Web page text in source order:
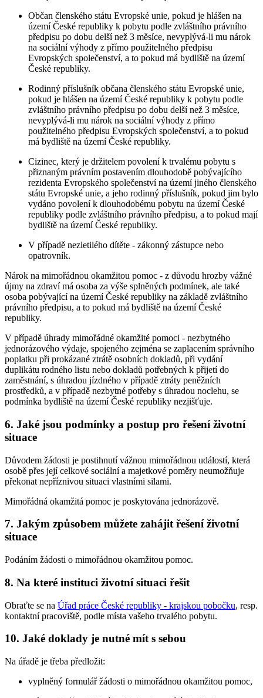
Občan členského státu Evropské unie, pokud je hlášen na
území České republiky k pobytu podle zvláštního právního
předpisu po dobu delší než 3 měsíce, nevyplývá-li mu nárok
na sociální výhody z přímo použitelného předpisu
Evropských společenství, a to pokud má bydliště na území
České republiky.
Rodinný příslušník občana členského státu Evropské unie,
pokud je hlášen na území České republiky k pobytu podle
zvláštního právního předpisu po dobu delší než 3 měsíce,
nevyplývá-li mu nárok na sociální výhody z přímo
použitelného předpisu Evropských společenství, a to pokud
má bydliště na území České republiky.
Cizinec, který je držitelem povolení k trvalému pobytu s
přiznaným právním postavením dlouhodobě pobývajícího
rezidenta Evropského společenství na území jiného členského
státu Evropské unie, a jeho rodinný příslušník, pokud jim bylo
vydáno povolení k dlouhodobému pobytu na území České
republiky podle zvláštního právního předpisu, a to pokud mají
bydliště na území České republiky.
V případě nezletilého dítěte - zákonný zástupce nebo
opatrovník.
Nárok na mimořádnou okamžitou pomoc - z důvodu hrozby vážné
újmy na zdraví má osoba za výše splněných podmínek, ale také
osoba pobývající na území České republiky na základě zvláštního
právního předpisu, a to pokud má bydliště na území České
republiky.
V případě úhrady mimořádné okamžité pomoci - nezbytného
jednorázového výdaje, spojeného zejména se zaplacením správního
poplatku při prokázané ztrátě osobních dokladů, při vydání
duplikátu rodného listu nebo dokladů potřebných k přijetí do
zaměstnání, s úhradou jízdného v případě ztráty peněžních
prostředků, a v případě nezbytné potřeby s úhradou noclehu, se
podmínka bydliště na území České republiky nezjišťuje.
6. Jaké jsou podmínky a postup pro řešení životní
situace
Důvodem žádosti je postihnutí vážnou mimořádnou událostí, která
osobě přes její celkové sociální a majetkové poměry neumožňuje
překonat nepříznivou situaci vlastními silami.
Mimořádná okamžitá pomoc je poskytována jednorázově.
7. Jakým způsobem můžete zahájit řešení životní
situace
Podáním žádosti o mimořádnou okamžitou pomoc.
8. Na které instituci životní situaci řešit
Obraťte se na Úřad práce České republiky - krajskou pobočku, resp.
kontaktní pracoviště, podle místa vašeho trvalého pobytu.
10. Jaké doklady je nutné mít s sebou
Na úřadě je třeba předložit:
vyplněný formulář žádosti o mimořádnou okamžitou pomoc,